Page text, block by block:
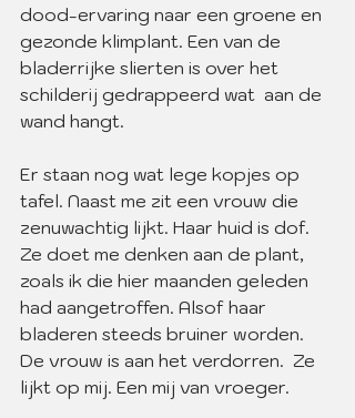
dood-ervaring naar een groene en
gezonde klimplant. Een van de
bladerrijke slierten is over het
schilderij gedrappeerd wat  aan de
wand hangt.
Er staan nog wat lege kopjes op
tafel. Naast me zit een vrouw die
zenuwachtig lijkt. Haar huid is dof.
Ze doet me denken aan de plant,
zoals ik die hier maanden geleden
had aangetroffen. Alsof haar
bladeren steeds bruiner worden.
De vrouw is aan het verdorren.  Ze
lijkt op mij. Een mij van vroeger.